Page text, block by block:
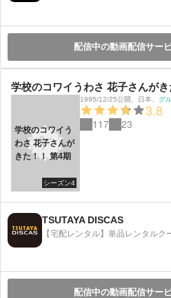
配信中の動画配信サー
学校のコワイうわさ 花子さんがき
シーズン4
学校のコワイう
わさ 花子さんが
きた！！ 第4期
1995/12/25公開 日本 グ
3.8
117 23
TSUTAYA DISCAS
【宅配レンタル】単品レンタルク
配信中の動画配信サー